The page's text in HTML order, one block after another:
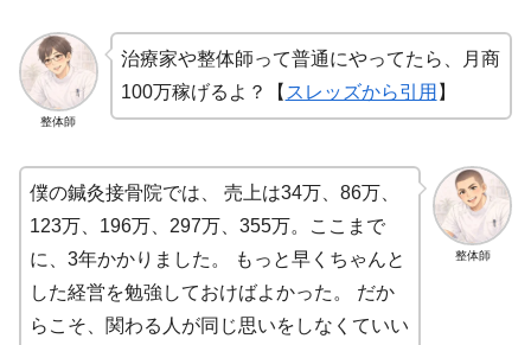
整体師
治療家や整体師って普通にやってたら、月商
100万稼げるよ？【 スレッズから引用 】
整体師
僕の鍼灸接骨院では、 売上は34万、86万、
123万、196万、297万、355万。ここまで
に、3年かかりました。 もっと早くちゃんと
した経営を勉強しておけばよかった。 だか
らこそ、関わる人が同じ思いをしなくていい